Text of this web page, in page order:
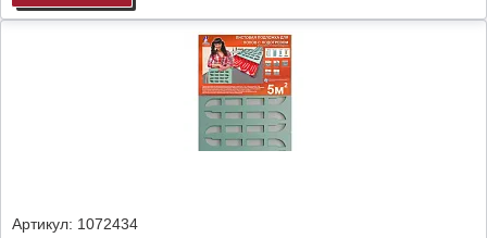
Артикул: 1072434